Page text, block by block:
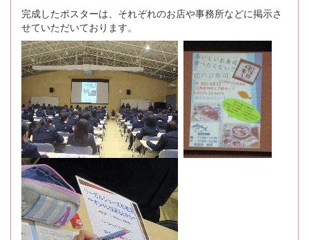
完成したポスターは、それぞれのお店や事務所などに掲示さ
せていただいております。